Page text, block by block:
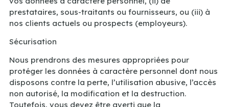
prestataires, sous-traitants ou fournisseurs, ou (iii) à
nos clients actuels ou prospects (employeurs).
Sécurisation
Nous prendrons des mesures appropriées pour
protéger les données à caractère personnel dont nous
disposons contre la perte, l’utilisation abusive, l’accès
non autorisé, la modification et la destruction.
Toutefois, vous devez être averti que la